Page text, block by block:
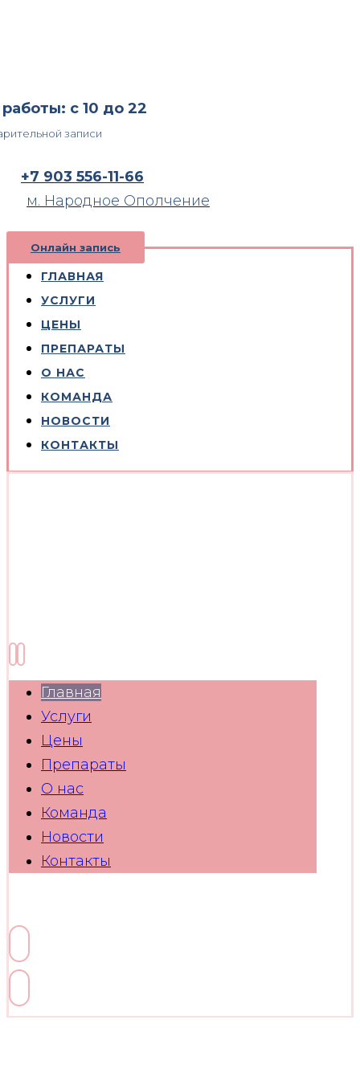
с 10 до 22
записи
+7 903 556-11-66
м. Народное Ополчение
Онлайн запись
ГЛАВНАЯ
УСЛУГИ
ЦЕНЫ
ПРЕПАРАТЫ
О НАС
КОМАНДА
НОВОСТИ
КОНТАКТЫ
Главная
Услуги
Цены
Препараты
О нас
Команда
Новости
Контакты